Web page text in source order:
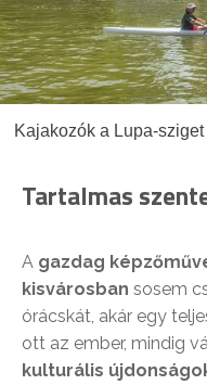
Kajakozók a Lupa-
Tartalmas
A gazdag
kisvárosban sosem
órácskát, akár egy
ott az ember, mindig
kulturális